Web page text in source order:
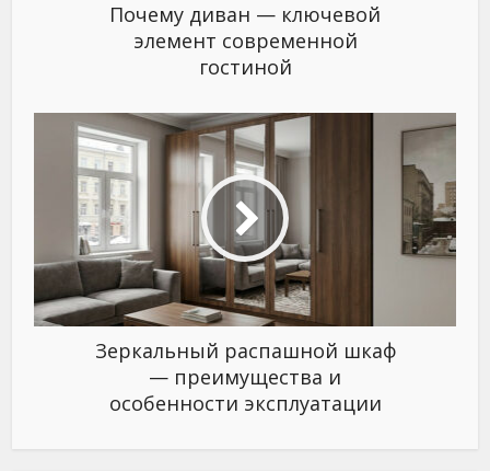
Почему диван — ключевой
элемент современной
гостиной
Зеркальный распашной шкаф
— преимущества и
особенности эксплуатации